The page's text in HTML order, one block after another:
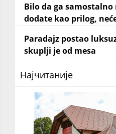
Bilo da ga
dodate kao prilog,
Paradajz postao
skuplji je od mesa
Најчитаније